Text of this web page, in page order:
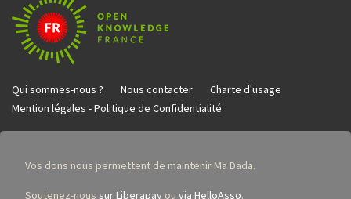
Qui sommes-nous ? Nous contacter
Charte d'usage
Mention légales - Politique de Confidentialité
Vos dons nous permettent de maintenir Ma Dada.
Soutenez-nous sur Liberapay ou via HelloAsso.